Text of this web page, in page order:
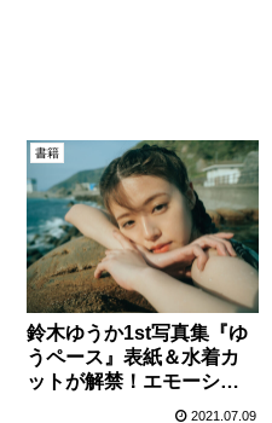
書籍
鈴木ゆうか1st写真集『ゆ
うペース』表紙＆水着カ
ットが解禁！エモーショ
ナルな仕上がりに！
2021.07.09